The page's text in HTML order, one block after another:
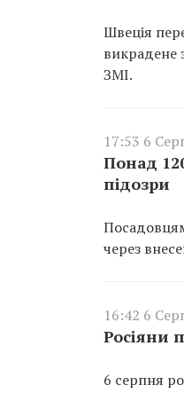
Швеція
викрадене
ЗМІ.
17:53 6
Понад
підозри
через
16:42 6
Росіяни
6 серпня